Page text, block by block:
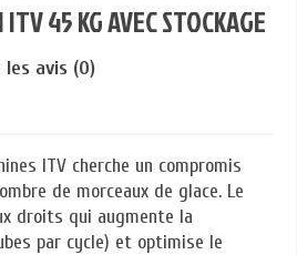
45 KG AVEC STOCKAGE
les avis (0)
ITV cherche un compromis
de morceaux de glace. Le
droits qui augmente la
par cycle) et optimise le